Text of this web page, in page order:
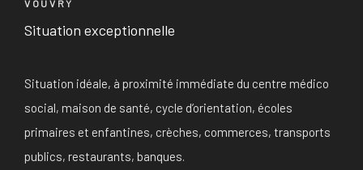
VOUVRY
Situation exceptionnelle
Situation idéale, à proximité immédiate du centre médico
social, maison de santé, cycle d’orientation, écoles
primaires et enfantines, crèches, commerces, transports
publics, restaurants, banques.